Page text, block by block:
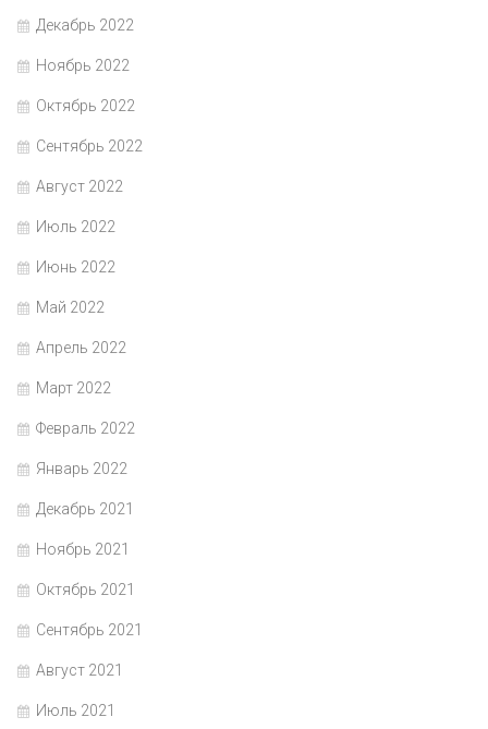
Декабрь 2022
Ноябрь 2022
Октябрь 2022
Сентябрь 2022
Август 2022
Июль 2022
Июнь 2022
Май 2022
Апрель 2022
Март 2022
Февраль 2022
Январь 2022
Декабрь 2021
Ноябрь 2021
Октябрь 2021
Сентябрь 2021
Август 2021
Июль 2021